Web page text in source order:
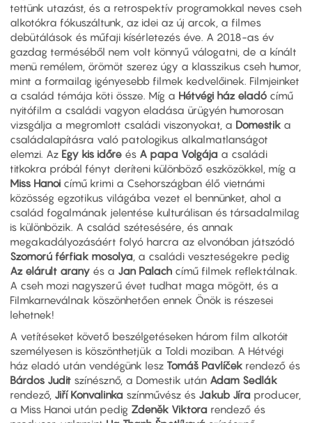
tettünk utazást, és a retrospektív programokkal neves cseh
alkotókra fókuszáltunk, az idei az új arcok, a filmes
debütálások és műfaji kísérletezés éve. A 2018-as év
gazdag terméséből nem volt könnyű válogatni, de a kínált
menü remélem, örömöt szerez úgy a klasszikus cseh humor,
mint a formailag igényesebb filmek kedvelőinek. Filmjeinket
a család témája köti össze. Míg a Hétvégi ház eladó című
nyitófilm a családi vagyon eladása ürügyén humorosan
vizsgálja a megromlott családi viszonyokat, a Domestik a
családalapításra való patologikus alkalmatlanságot
elemzi. Az Egy kis időre és A papa Volgája a családi
titkokra próbál fényt deríteni különböző eszközökkel, míg a
Miss Hanoi című krimi a Csehországban élő vietnámi
közösség egzotikus világába vezet el bennünket, ahol a
család fogalmának jelentése kulturálisan és társadalmilag
is különbözik. A család szétesésére, és annak
megakadályozásáért folyó harcra az elvonóban játszódó
Szomorú férfiak mosolya , a családi veszteségekre pedig
Az elárult arany és a Jan Palach című filmek reflektálnak.
A cseh mozi nagyszerű évet tudhat maga mögött, és a
Filmkarneválnak köszönhetően ennek Önök is részesei
lehetnek!
A vetítéseket követő beszélgetéseken három film alkotóit
személyesen is köszönthetjük a Toldi moziban. A Hétvégi
ház eladó után vendégünk lesz Tomáš Pavlíček rendező és
Bárdos Judit színésznő, a Domestik után Adam Sedlák
rendező, Jiří Konvalinka színművész és Jakub Jíra producer,
a Miss Hanoi után pedig Zdeněk Viktora rendező és